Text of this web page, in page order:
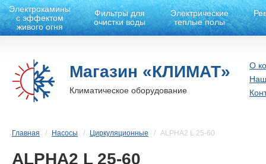
Электрокамины
с эффектом
живого огня
Фильтры для
очистки воды
Электрические
теплые полы
Магазин «КЛИМАТ»
Климатическое оборудование
О
Главная Насосы Циркуляционные ALPHA2 L 25-60
ALPHA2 L 25-60